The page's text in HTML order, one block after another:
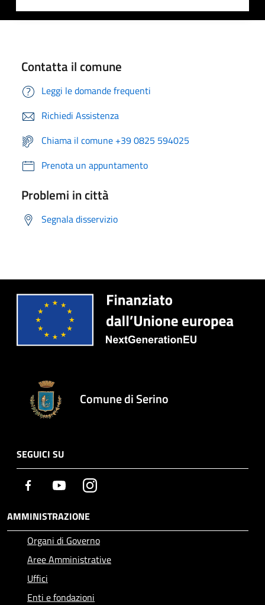
Contatta il comune
Leggi le domande frequenti
Richiedi Assistenza
Chiama il comune +39 0825 594025
Prenota un appuntamento
Problemi in città
Segnala disservizio
Comune di Serino
SEGUICI SU
Facebook YoutubeInstagram
AMMINISTRAZIONE
Organi di Governo
Aree Amministrative
Uffici
Enti e fondazioni